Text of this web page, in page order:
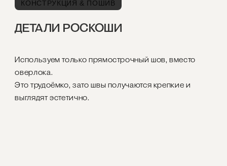
КОНСТРУКЦИЯ & ПОШИВ
ДЕТАЛИ РОСКОШИ
Используем только прямострочный шов, вместо
оверлока.
Это трудоёмко, зато швы получаются крепкие и
выглядят эстетично.